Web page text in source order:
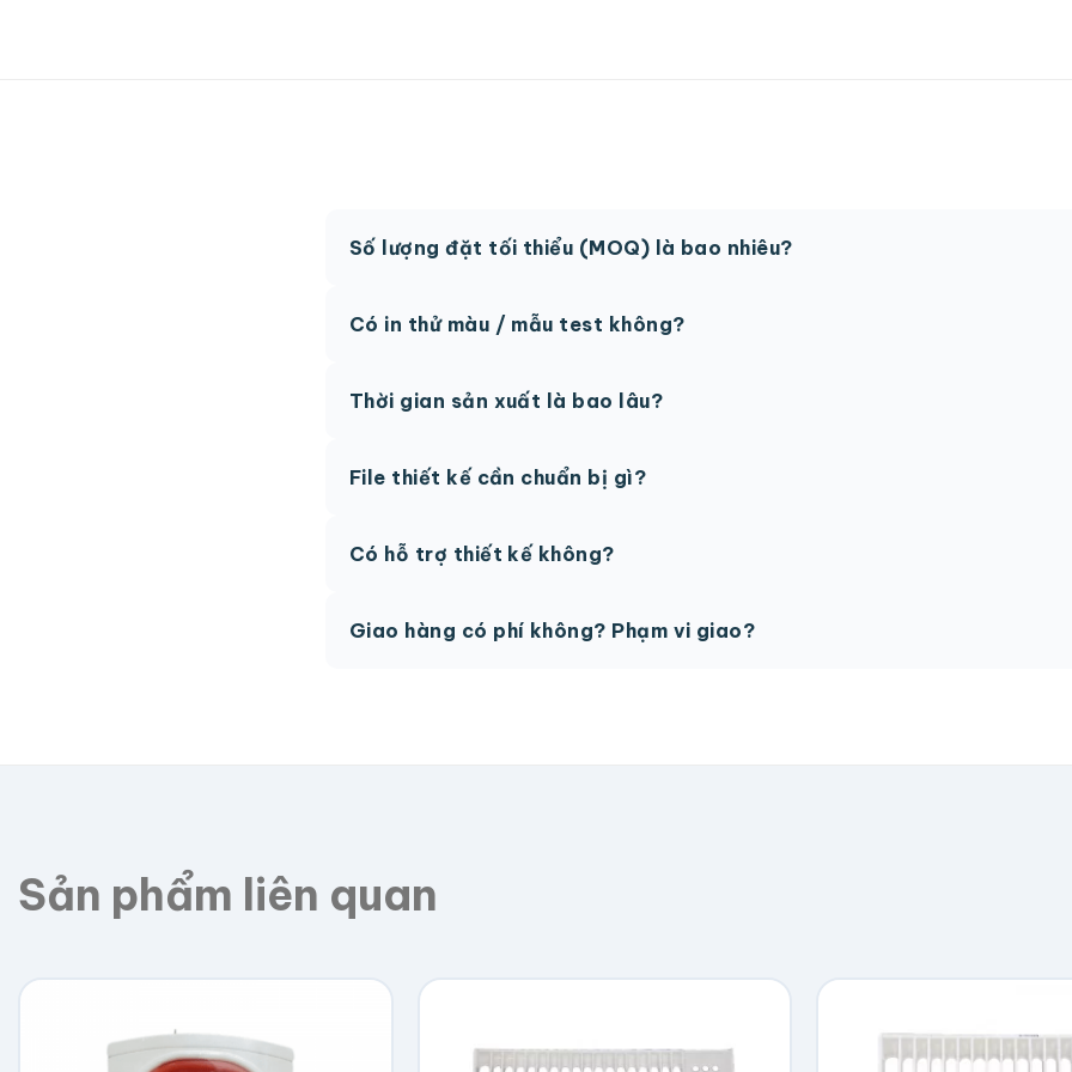
Số lượng đặt tối thiểu (MOQ) là bao nhiêu?
Có in thử màu / mẫu test không?
thức.
Thời gian sản xuất là bao lâu?
hệ để được tư vấn.
File thiết kế cần chuẩn bị gì?
phí.
Có hỗ trợ thiết kế không?
Giao hàng có phí không? Phạm vi giao?
Sản phẩm liên quan